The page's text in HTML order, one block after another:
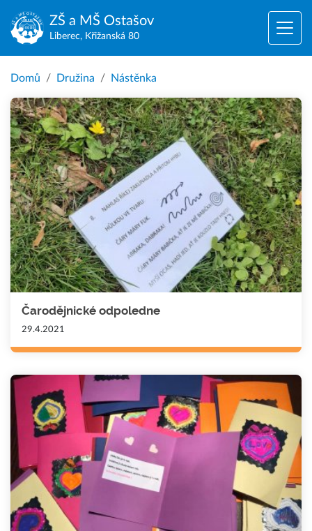
ZŠ a MŠ Ostašov
Liberec, Křižanská 80
Domů Družina Nástěnka
Čarodějnické odpoledne
29.4.2021